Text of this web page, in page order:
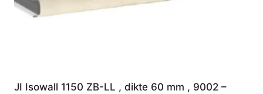
JI Isowall 1150 ZB-LL , dikte 60 mm , 9002 –